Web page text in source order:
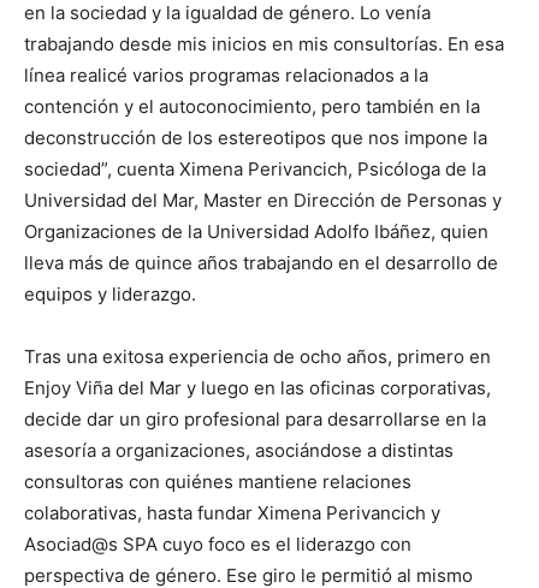
en la sociedad y la igualdad de género. Lo venía
trabajando desde mis inicios en mis consultorías. En esa
línea realicé varios programas relacionados a la
contención y el autoconocimiento, pero también en la
deconstrucción de los estereotipos que nos impone la
sociedad”, cuenta Ximena Perivancich, Psicóloga de la
Universidad del Mar, Master en Dirección de Personas y
Organizaciones de la Universidad Adolfo Ibáñez, quien
lleva más de quince años trabajando en el desarrollo de
equipos y liderazgo.
Tras una exitosa experiencia de ocho años, primero en
Enjoy Viña del Mar y luego en las oficinas corporativas,
decide dar un giro profesional para desarrollarse en la
asesoría a organizaciones, asociándose a distintas
consultoras con quiénes mantiene relaciones
colaborativas, hasta fundar Ximena Perivancich y
Asociad@s SPA cuyo foco es el liderazgo con
perspectiva de género. Ese giro le permitió al mismo